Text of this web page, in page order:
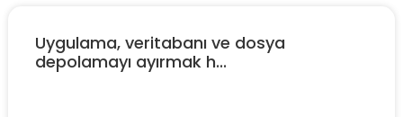
Uygulama, veritabanı ve dosya
depolamayı ayırmak h...